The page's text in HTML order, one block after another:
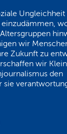
Ungleichheit
wir
Zukunft zu
wir
den
sie